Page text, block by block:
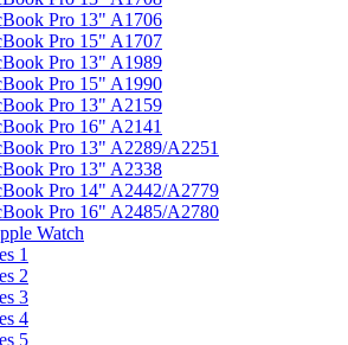
Pro 13" A1706
Pro 15" A1707
Pro 13" A1989
Pro 15" A1990
Pro 13" A2159
Pro 16" A2141
Pro 13" A2289/A2251
Pro 13" A2338
Pro 14" A2442/A2779
Pro 16" A2485/A2780
Watch
1
2
3
4
5